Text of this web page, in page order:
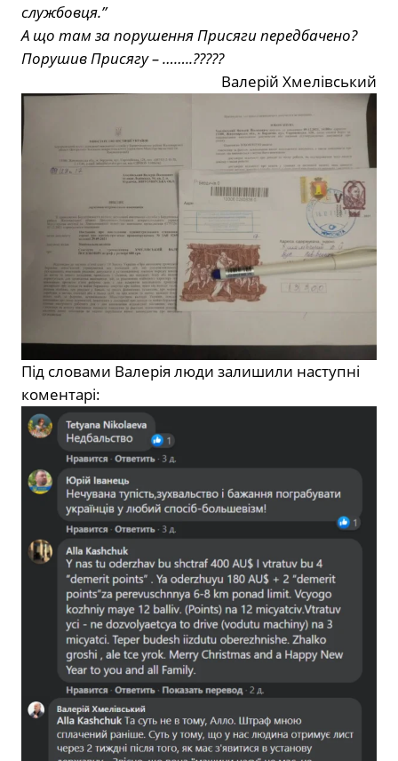
службовця.”
А що там за порушення Присяги передбачено?
Порушив Присягу – ……..?????
Валерій Хмелівський
Під словами Валерія люди залишили наступні
коментарі: